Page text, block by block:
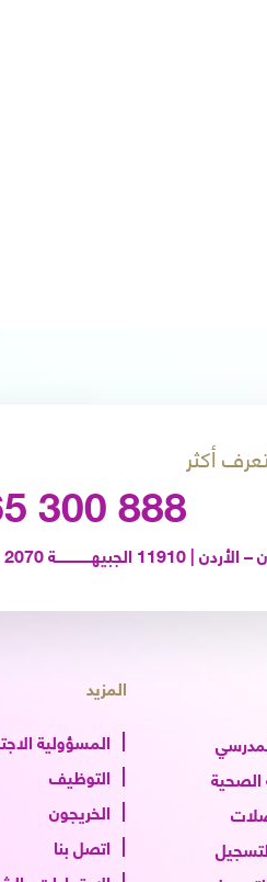
أكثر
300 888
الجبيهــــــــــــــــة 2070
الصحية
المزيد
المسؤولية
التوظيف
الخريجون
اتصل بنا